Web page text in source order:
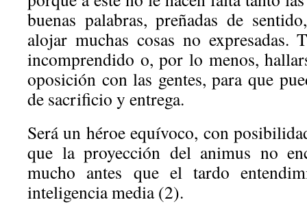
buenas palabras, preñadas de
alojar muchas cosas no expresadas.
incomprendido o, por lo menos,
oposición con las gentes, para que
de sacrificio y entrega.
Será un héroe equívoco, con
que la proyección del animus no
mucho antes que el tardo
inteligencia media (2).